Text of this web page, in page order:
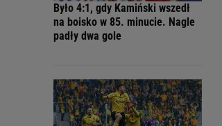
Było 4:1, gdy Kamiński wszedł
na boisko w 85. minucie. Nagle
padły dwa gole